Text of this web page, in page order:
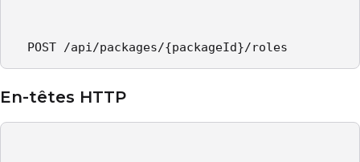
POST /api/packages/{packageId}/roles
En-têtes HTTP